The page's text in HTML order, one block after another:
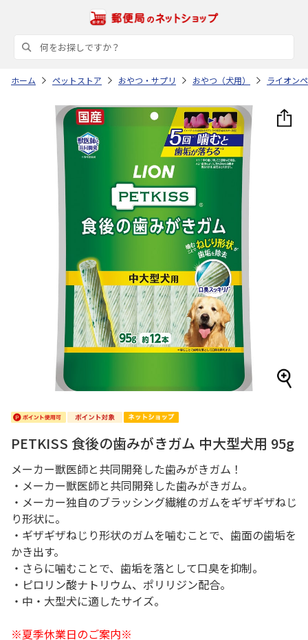
ホーム ペットストア おやつ・サプリ おやつ（犬用） ライオン
PETKISS 食後の歯みがきガム 中大型犬用 95g
メーカー獣医師と共同開発した歯みがきガム！
・メーカー獣医師と共同開発した歯みがきガム。
・メーカー独自のブラッシング繊維のガムをギザギザねじ
り形状に。
・ギザギザねじり形状のガムを噛むことで、歯面の歯垢を
かき出す。
・さらに噛むことで、歯垢を落として口臭を抑制。
・ピロリン酸ナトリウム、ポリリジン配合。
・中・大型犬に適したサイズ。
※夏季休業日のご案内※